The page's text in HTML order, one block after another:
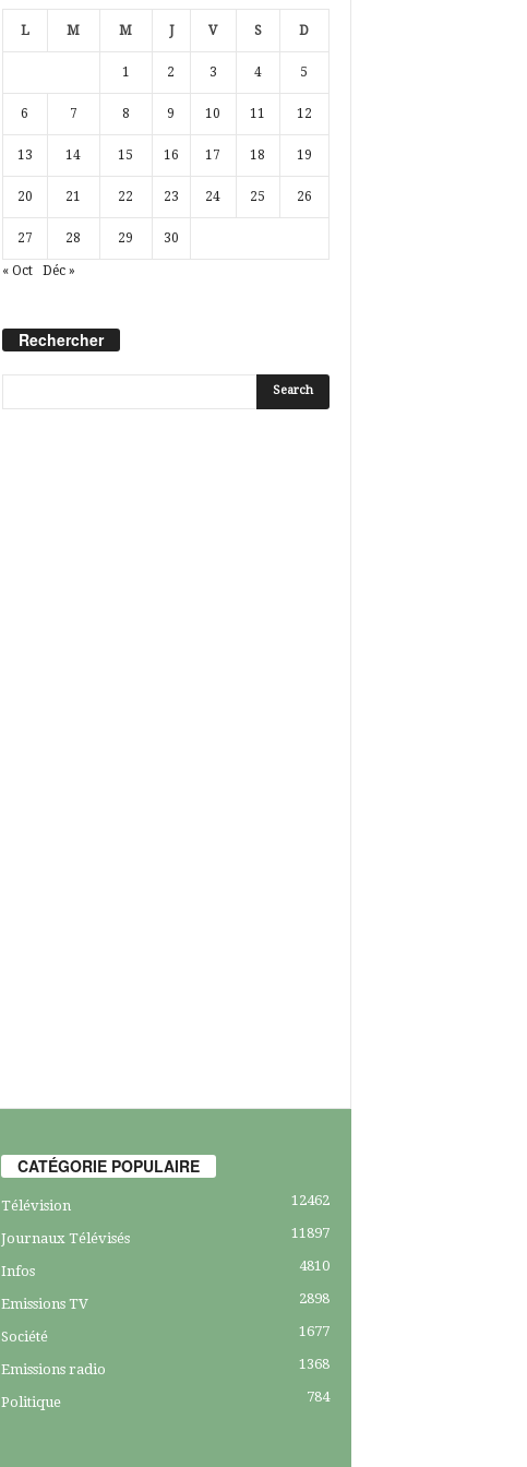
L M M J V S D
1 2 3 4 5
6 7 8 9 10 11 12
13 14 15 16 17 18 19
20 21 22 23 24 25 26
27 28 29 30
« Oct Déc »
Rechercher
CATÉGORIE POPULAIRE
Télévision 12462
Journaux Télévisés 11897
Infos 4810
Emissions TV 2898
Société 1677
Emissions radio 1368
Politique 784